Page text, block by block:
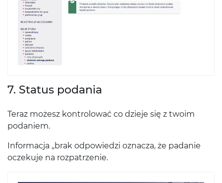
7. Status podania
Teraz możesz kontrolować co dzieje się z twoim
podaniem.
Informacja „brak odpowiedzi oznacza, że padanie
oczekuje na rozpatrzenie.